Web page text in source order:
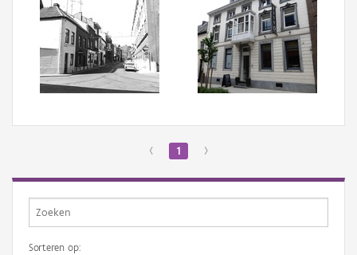
Aanmelden
‹ 1 ›
Sorteren op: